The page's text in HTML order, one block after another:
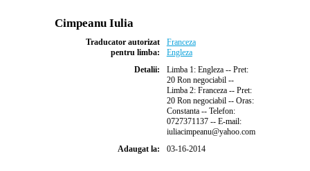
Cimpeanu Iulia
Traducator autorizat
pentru limba:
Franceza
Engleza
Detalii:
Limba 1: Engleza -- Pret:
20 Ron negociabil --
Limba 2: Franceza -- Pret:
20 Ron negociabil -- Oras:
Constanta -- Telefon:
0727371137 -- E-mail:
iuliacimpeanu@yahoo.com
Adaugat la:
03-16-2014